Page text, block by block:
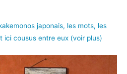
japonais, les mots, les
ici cousus entre eux (voir plus)